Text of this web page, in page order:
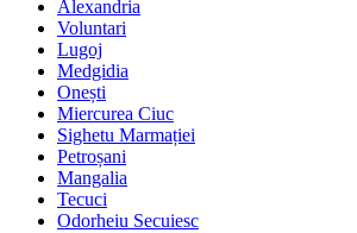
Alexandria
Voluntari
Lugoj
Medgidia
Onești
Miercurea Ciuc
Sighetu Marmației
Petroșani
Mangalia
Tecuci
Odorheiu Secuiesc